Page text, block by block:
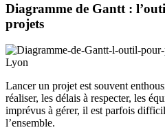
Diagramme de Gantt :
projets
Lancer un projet est souvent
réaliser, les délais à respecter, les
imprévus à gérer, il est parfois
l’ensemble.